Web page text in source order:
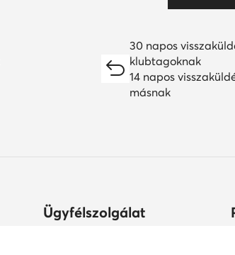
30 napos
klubtagoknak
14 napos
másnak
Ügyfélszolgálat